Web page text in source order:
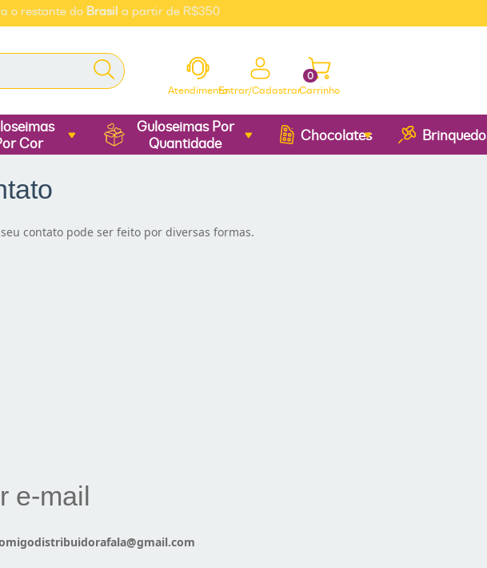
restante doBrasila partir de R$350
AtendimentoEntrar/CadastrarCarrinho
0
Cor
Guloseimas Por
Quantidade
Chocolates
contato pode ser feito por diversas formas.
e-mail